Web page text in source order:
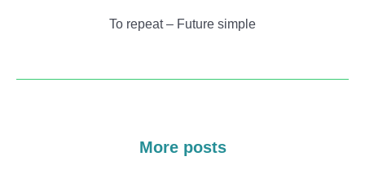
To repeat – Future simple
More posts